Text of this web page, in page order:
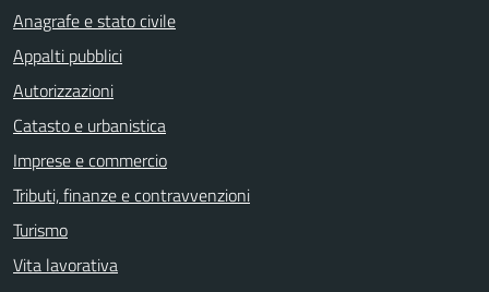
Anagrafe e stato civile
Appalti pubblici
Autorizzazioni
Catasto e urbanistica
Imprese e commercio
Tributi, finanze e contravvenzioni
Turismo
Vita lavorativa